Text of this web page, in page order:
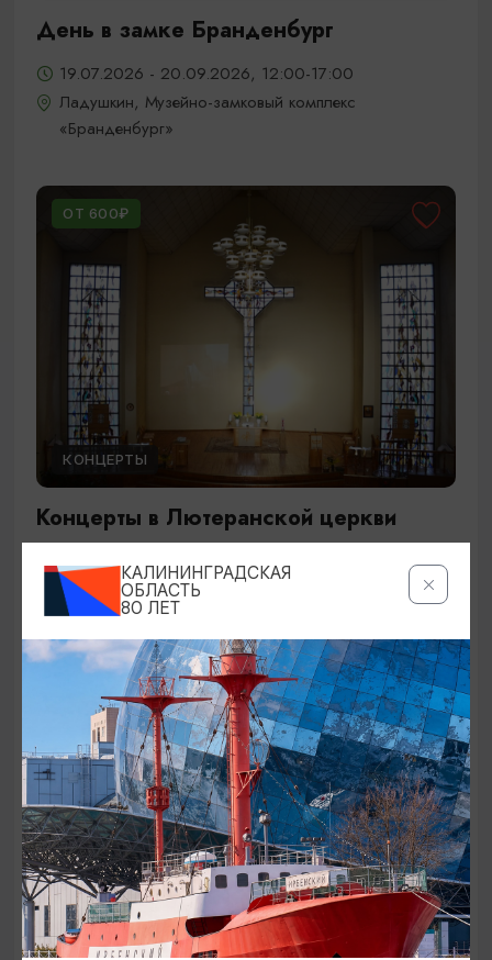
День в замке Бранденбург
19.07.2026 - 20.09.2026, 12:00-17:00
Ладушкин, Музейно-замковый комплекс
«Бранденбург»
ОТ 600₽
КОНЦЕРТЫ
Концерты в Лютеранской церкви
19.07.2026 - 19.08.2026, 19:00
Калининград, Евангелическо-лютеранская церковь
«Воскресения»
ОТ 250₽
ДЕТЯМ
КАЛИНИНГРАДСКАЯ
ОБЛАСТЬ
80 ЛЕТ